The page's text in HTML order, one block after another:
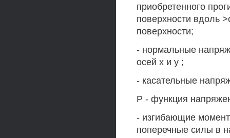
приобретенного
поверхности вдоль
поверхности;
- нормальные
осей х и у ;
- касательные
Р - функция
- изгибающие
поперечные силы в